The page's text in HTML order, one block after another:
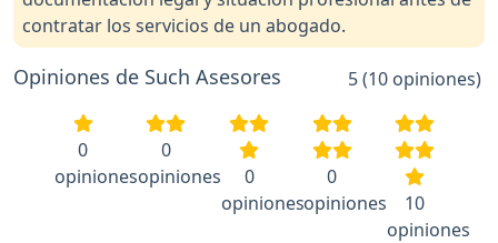
contratar los servicios de un abogado.
Opiniones de Such Asesores 5 (10 opiniones)
0
opiniones
0
opiniones
0
opiniones
0
opiniones
10
opiniones